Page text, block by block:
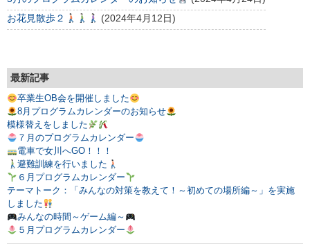
お花見散歩２
(2024年4月12日)
最新記事
卒業生OB会を開催しました
8月プログラムカレンダーのお知らせ
模様替えをしました
７月のプログラムカレンダー
電車で女川へGO！！！
避難訓練を行いました
６月プログラムカレンダー
テーマトーク：「みんなの対策を教えて！～初めての場所編～」を実施
しました
みんなの時間～ゲーム編～
５月プログラムカレンダー